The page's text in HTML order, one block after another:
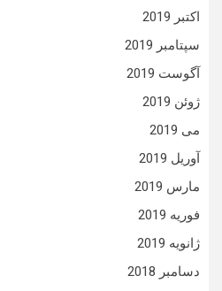
اکتبر 2019
سپتامبر 2019
آگوست 2019
ژوئن 2019
می 2019
آوریل 2019
مارس 2019
فوریه 2019
ژانویه 2019
دسامبر 2018